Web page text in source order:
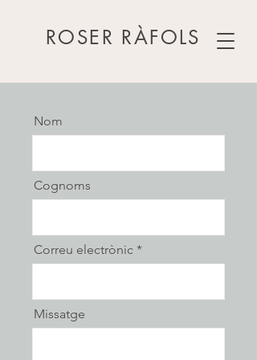
ROSER RÀFOLS
Nom
Cognoms
Correu electrònic
Missatge